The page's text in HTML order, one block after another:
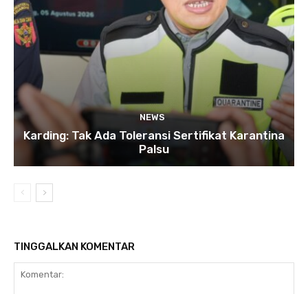
NEWS
Karding: Tak Ada Toleransi Sertifikat Karantina
Palsu
TINGGALKAN KOMENTAR